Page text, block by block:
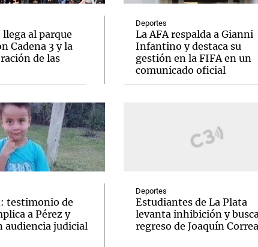
llega al parque
Cadena 3 y la
de las
testimonio de
a Pérez y
audiencia judicial
Deportes
La AFA respalda a Gianni
Infantino y destaca su
gestión en la FIFA en un
comunicado oficial
Deportes
Estudiantes de La Plata
levanta inhibición y
regreso de Joaquín Correa
El huracán de Arequito
Notas
Cadena 3 en